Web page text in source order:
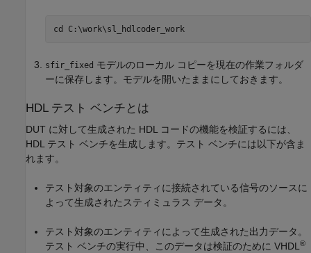
cd C:\work\sl_hdlcoder_work
sfir_fixed モデルのローカル コピーを現在の作業フォルダ
ーに保存します。モデルを開いたままにしておきます。
HDL テスト ベンチとは
DUT に対して生成された HDL コードの機能を検証するには、
HDL テスト ベンチを生成します。テスト ベンチには以下が含ま
れます。
テスト対象のエンティティに接続されている信号のソースに
よって生成されたスティミュラス データ。
テスト対象のエンティティによって生成された出力データ。
テスト ベンチの実行中、このデータは検証のために VHDL®